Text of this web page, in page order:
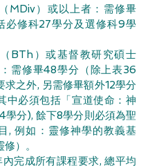
MDiv）或以上者：需修畢
必修科27學分及選修科9學
BTh）或基督教研究碩士
：需修畢48學分（除上表36
求之外, 另需修畢額外12學分
中必須包括「宣道使命：神
學分), 餘下8學分則必須為聖
, 例如：靈修神學的教義基
）。
完成所有課程要求, 總平均